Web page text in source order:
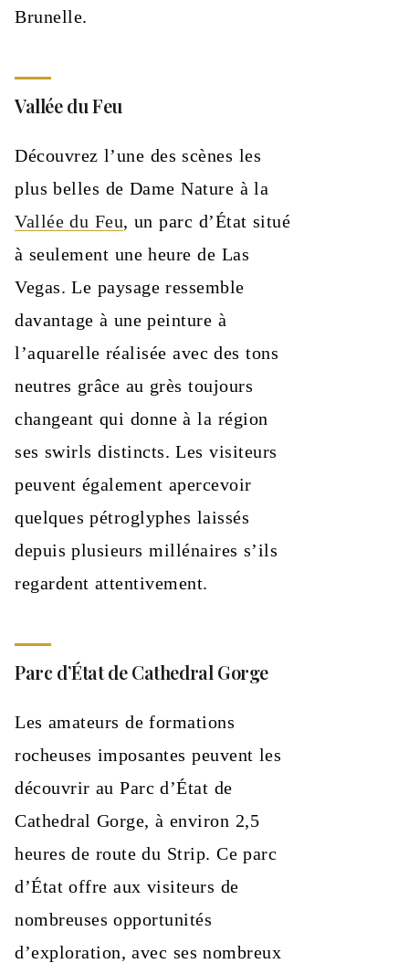
Brunelle.
Vallée du Feu
Découvrez l’une des scènes les
plus belles de Dame Nature à la
Vallée du Feu, un parc d’État situé
à seulement une heure de Las
Vegas. Le paysage ressemble
davantage à une peinture à
l’aquarelle réalisée avec des tons
neutres grâce au grès toujours
changeant qui donne à la région
ses swirls distincts. Les visiteurs
peuvent également apercevoir
quelques pétroglyphes laissés
depuis plusieurs millénaires s’ils
regardent attentivement.
Parc d’État de Cathedral Gorge
Les amateurs de formations
rocheuses imposantes peuvent les
découvrir au Parc d’État de
Cathedral Gorge, à environ 2,5
heures de route du Strip. Ce parc
d’État offre aux visiteurs de
nombreuses opportunités
d’exploration, avec ses nombreux